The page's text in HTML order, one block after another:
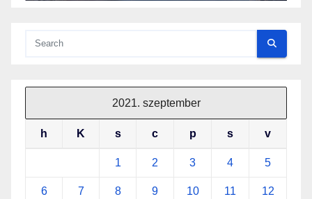
2021. szeptember
h K s c p s v
1 2 3 4 5
6 7 8 9 10 11 12